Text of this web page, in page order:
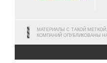
МАТЕРИАЛЫ С ТАКОЙ
КОМПАНИЙ ОПУБЛИКОВАНЫ